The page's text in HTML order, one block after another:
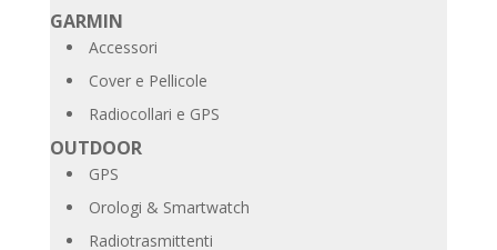
GARMIN
Accessori
Cover e Pellicole
Radiocollari e GPS
OUTDOOR
GPS
Orologi & Smartwatch
Radiotrasmittenti